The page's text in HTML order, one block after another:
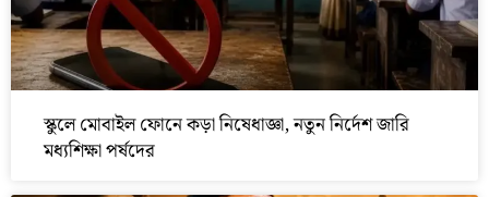
স্কুলে মোবাইল ফোনে কড়া নিষেধাজ্ঞা, নতুন নির্দেশ জারি
মধ্যশিক্ষা পর্ষদের